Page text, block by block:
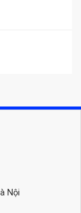
Nội